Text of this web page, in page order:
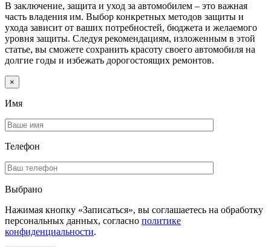
В заключение, защита и уход за автомобилем – это важная
часть владения им. Выбор конкретных методов защиты и
ухода зависит от ваших потребностей, бюджета и желаемого
уровня защиты. Следуя рекомендациям, изложенным в этой
статье, вы сможете сохранить красоту своего автомобиля на
долгие годы и избежать дорогостоящих ремонтов.
×
Имя
Телефон
Выбрано
Нажимая кнопку «Записаться», вы соглашаетесь на обработку
персональных данных, согласно политике
конфиденциальности.